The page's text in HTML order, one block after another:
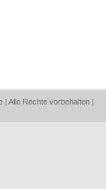
| Alle Rechte vorbehalten |